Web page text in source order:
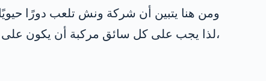
ومن هنا يتبين أن شركة ونش تلعب دورًا
،لذا يجب على كل سائق مركبة أن يكون على